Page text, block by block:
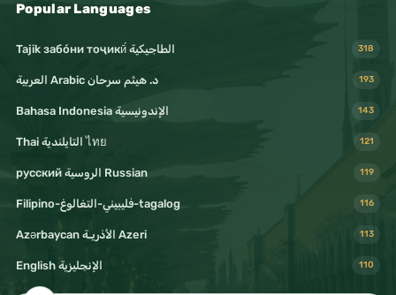
Popular Languages
Tajik забо́ни тоҷикӣ́ الطاجيكية 318
د. هيثم سرحان Arabic العربية 193
Bahasa Indonesia الإندونيسية 143
Thai التايلندية ไทย 121
русский الروسية Russian 119
Filipino-فليبيني-التغالوغ-tagalog 116
Azərbaycan الأذريـة Azeri 113
English الإنجليزية 110